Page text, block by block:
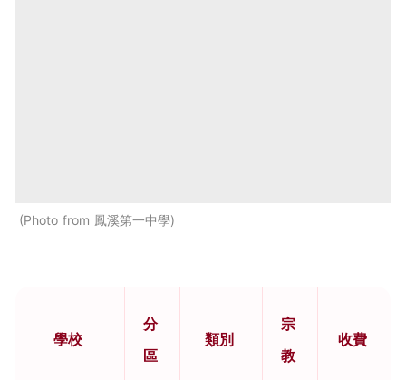
Photo from 鳳溪第一中學
學校
分
區
類別
宗
教
收費